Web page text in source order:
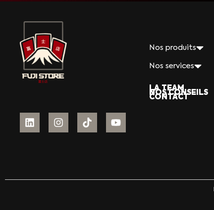
Nos produits
Nos services
LA TEAM
NOS CONSEILS
CONTACT